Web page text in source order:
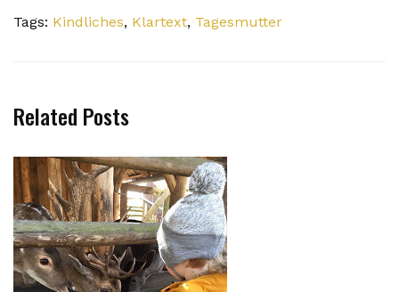
Tags: Kindliches, Klartext, Tagesmutter
Related Posts